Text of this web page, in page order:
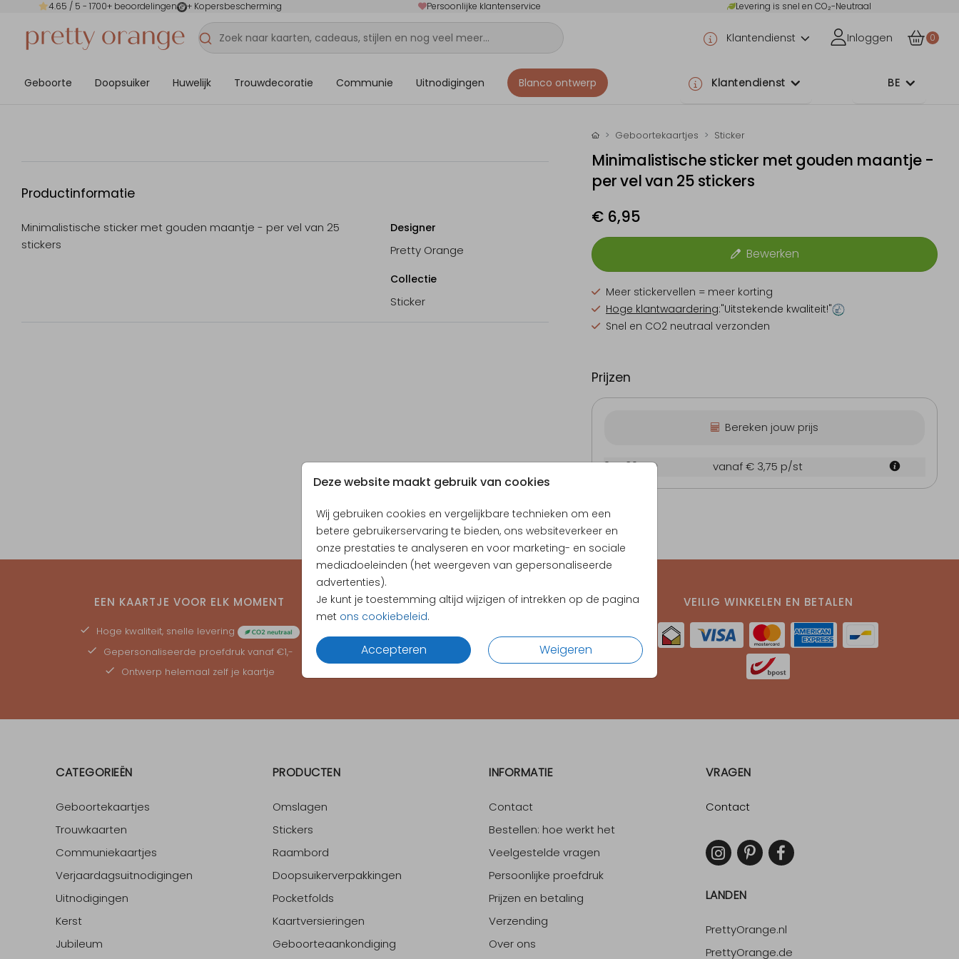
4.65 / 5 - 1700+ beoordelingen + Kopersbescherming Persoonlijke klantenservice Levering is snel en CO₂-Neutraal
Klantendienst Inloggen 0
Geboorte Doopsuiker Huwelijk Trouwdecoratie Communie Uitnodigingen Blanco ontwerp Klantendienst BE
Deze website maakt gebruik van cookies
Wij gebruiken cookies en vergelijkbare technieken om een
betere gebruikerservaring te bieden, ons websiteverkeer en
onze prestaties te analyseren en voor marketing- en sociale
mediadoeleinden (het weergeven van gepersonaliseerde
advertenties).
Je kunt je toestemming altijd wijzigen of intrekken op de pagina
met ons cookiebeleid.
Accepteren Weigeren
Productinformatie
Minimalistische sticker met gouden maantje - per vel van 25
stickers
Designer
Pretty Orange
Collectie
Sticker
Geboortekaartjes Sticker
Minimalistische sticker met gouden maantje -
per vel van 25 stickers
€ 6,95
Bewerken
Meer stickervellen = meer korting
Hoge klantwaardering:"Uitstekende kwaliteit!"
Snel en CO2 neutraal verzonden
Prijzen
Bereken jouw prijs
21 × 30 cm vanaf € 3,75 p/st
EEN KAARTJE VOOR ELK MOMENT
Hoge kwaliteit, snelle levering
Gepersonaliseerde proefdrukvanaf €1,-
Ontwerp helemaal zelf je kaartje
KLANTEN BEOORDELEN ONS MET EEN4.65
4.65 van1700 + reviews
VEILIG WINKELEN EN BETALEN
CATEGORIEËN
Geboortekaartjes
Trouwkaarten
Communiekaartjes
Verjaardagsuitnodigingen
Uitnodigingen
Kerst
Jubileum
PRODUCTEN
Omslagen
Stickers
Raambord
Doopsuikerverpakkingen
Pocketfolds
Kaartversieringen
Geboorteaankondiging
INFORMATIE
Contact
Bestellen: hoe werkt het
Veelgestelde vragen
Persoonlijke proefdruk
Prijzen en betaling
Verzending
Over ons
VRAGEN
Contact
LANDEN
PrettyOrange.nl
PrettyOrange.de